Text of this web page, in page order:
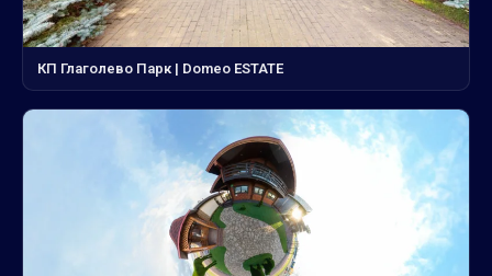
КП Глаголево Парк | Domeo ESTATE